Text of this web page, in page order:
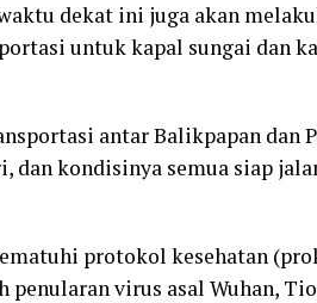
dekat ini juga akan
untuk kapal sungai dan
antar Balikpapan dan
dan kondisinya semua siap
protokol kesehatan
penularan virus asal Wuhan,